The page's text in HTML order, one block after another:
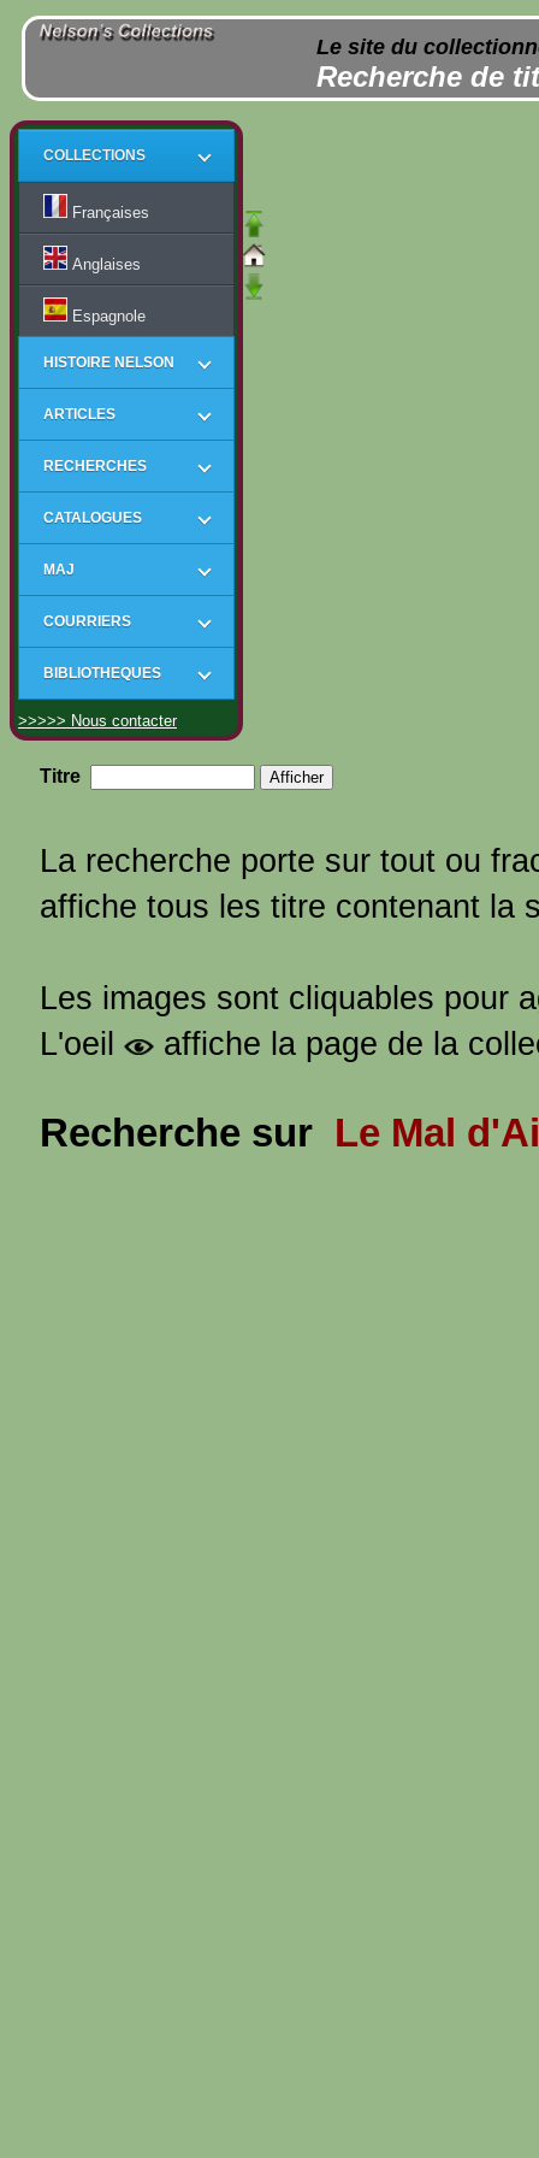
Le site du
Recherche de
COLLECTIONS
Françaises
Anglaises
Espagnole
HISTOIRE NELSON
ARTICLES
RECHERCHES
CATALOGUES
MAJ
COURRIERS
BIBLIOTHEQUES
>>>>> Nous contacter
Titre
La recherche porte sur tout ou
affiche tous les titre contenant la
Les images sont cliquables pour
L'oeil
affiche la page de la
Recherche sur Le Mal